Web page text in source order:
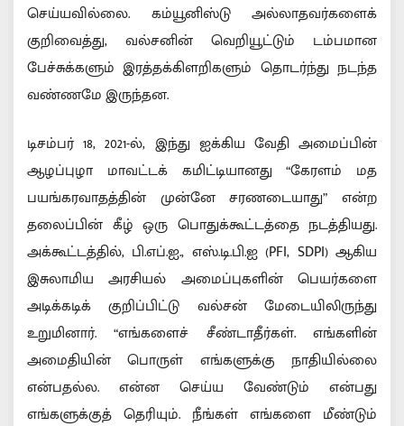
செய்யவில்லை. கம்யூனிஸ்டு அல்லாதவர்களைக்
குறிவைத்து, வல்சனின் வெறியூட்டும் டம்பமான
பேச்சுக்களும் இரத்தக்கிளறிகளும் தொடர்ந்து நடந்த
வண்ணமே இருந்தன.
டிசம்பர் 18, 2021-ல், இந்து ஐக்கிய வேதி அமைப்பின்
ஆழப்புழா மாவட்டக் கமிட்டியானது “கேரளம் மத
பயங்கரவாதத்தின் முன்னே சரணடையாது” என்ற
தலைப்பின் கீழ் ஒரு பொதுக்கூட்டத்தை நடத்தியது.
அக்கூட்டத்தில், பி.எப்.ஐ., எஸ்.டி.பி.ஐ (PFI, SDPI) ஆகிய
இசுலாமிய அரசியல் அமைப்புகளின் பெயர்களை
அடிக்கடிக் குறிப்பிட்டு வல்சன் மேடையிலிருந்து
உறுமினார். “எங்களைச் சீண்டாதீர்கள். எங்களின்
அமைதியின் பொருள் எங்களுக்கு நாதியில்லை
என்பதல்ல. என்ன செய்ய வேண்டும் என்பது
எங்களுக்குத் தெரியும். நீங்கள் எங்களை மீண்டும்